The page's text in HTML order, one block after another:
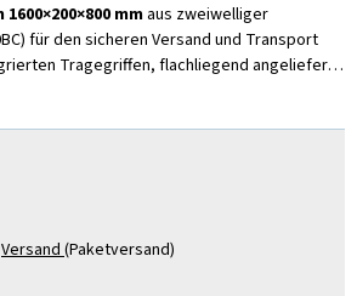
mm aus zweiwelliger
für den sicheren Versand und Transport
Tragegriffen, flachliegend angeliefert,
Werkstatt, Handel und
Versand (Paketversand)